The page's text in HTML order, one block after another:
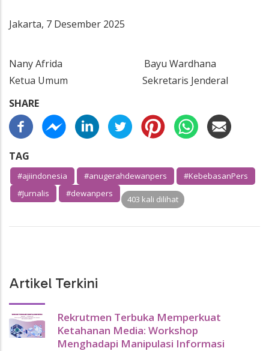
Jakarta, 7 Desember 2025
Nany Afrida Bayu Wardhana
Ketua Umum Sekretaris Jenderal
SHARE
TAG
#ajiindonesia #anugerahdewanpers
#KebebasanPers
#Jurnalis
#dewanpers
403 kali dilihat
Artikel Terkini
Rekrutmen Terbuka Memperkuat
Ketahanan Media: Workshop
Menghadapi Manipulasi Informasi